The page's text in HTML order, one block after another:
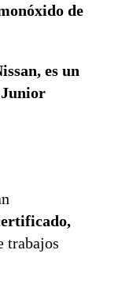
de
es un
Junior
trabajos